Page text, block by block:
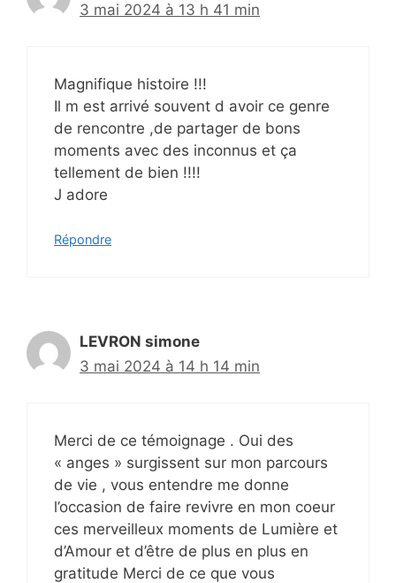
3 mai 2024 à 13 h 41 min
Magnifique histoire !!!
Il m est arrivé souvent d avoir ce genre
de rencontre ,de partager de bons
moments avec des inconnus et ça
tellement de bien !!!!
J adore
Répondre
LEVRON simone
3 mai 2024 à 14 h 14 min
Merci de ce témoignage . Oui des
« anges » surgissent sur mon parcours
de vie , vous entendre me donne
l’occasion de faire revivre en mon coeur
ces merveilleux moments de Lumière et
d’Amour et d’être de plus en plus en
gratitude Merci de ce que vous